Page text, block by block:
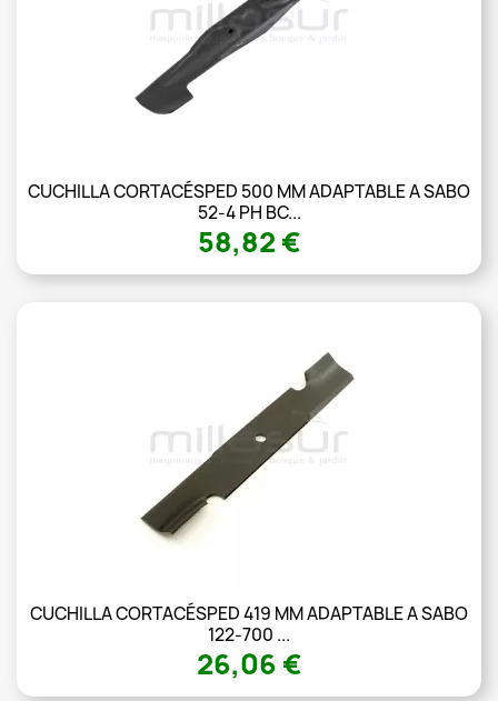
CUCHILLA CORTACÉSPED 500 MM ADAPTABLE A SABO
52-4 PH BC...
58,82 €
CUCHILLA CORTACÉSPED 419 MM ADAPTABLE A SABO
122-700 ...
26,06 €